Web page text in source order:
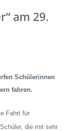
am 29.
Schülerinnen
fahren.
Fahrt für
die mit sehr